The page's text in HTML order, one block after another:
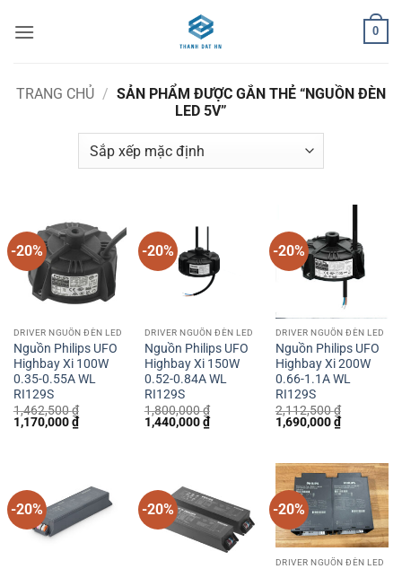
qua
0
TRANG CHỦ / SẢN PHẨM ĐƯỢC GẮN THẺ “NGUỒN ĐÈN
LED 5V”
-20%
DRIVER NGUỒN ĐÈN LED
Nguồn Philips UFO
Highbay Xi 100W
0.35-0.55A WL
RI129S
1,462,500₫
Giá
gốc
1,170,000₫Giá
hiện
-20%
DRIVER NGUỒN ĐÈN LED
Nguồn Philips UFO
Highbay Xi 150W
0.52-0.84A WL
RI129S
1,800,000₫
Giá
gốc
1,440,000₫Giá
hiện
1,440,000 ₫.
-20%
DRIVER NGUỒN ĐÈN LED
Nguồn Philips UFO
Highbay Xi 200W
0.66-1.1A WL
RI129S
2,112,500₫
Giá
gốc
1,690,000₫Giá
hiện
1,690,000
-20% -20% -20%
DRIVER NGUỒN ĐÈN LED